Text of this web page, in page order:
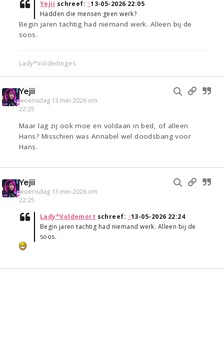
Yejii schreef: ↑13-05-2026 22:05
Hadden die mensen geen werk?
Begin jaren tachtig had niemand werk. Alleen bij de
soos.
Lady*Voldedinges
Yejii
woensdag 13 mei 2026 om
22:25
Maar lag zij ook moe en voldaan in bed, of alleen
Hans? Misschien was Annabel wel doodsbang voor
Hans.
Yejii
woensdag 13 mei 2026 om
22:25
Lady*Voldemort schreef: ↑13-05-2026 22:24
Begin jaren tachtig had niemand werk. Alleen bij de
soos.